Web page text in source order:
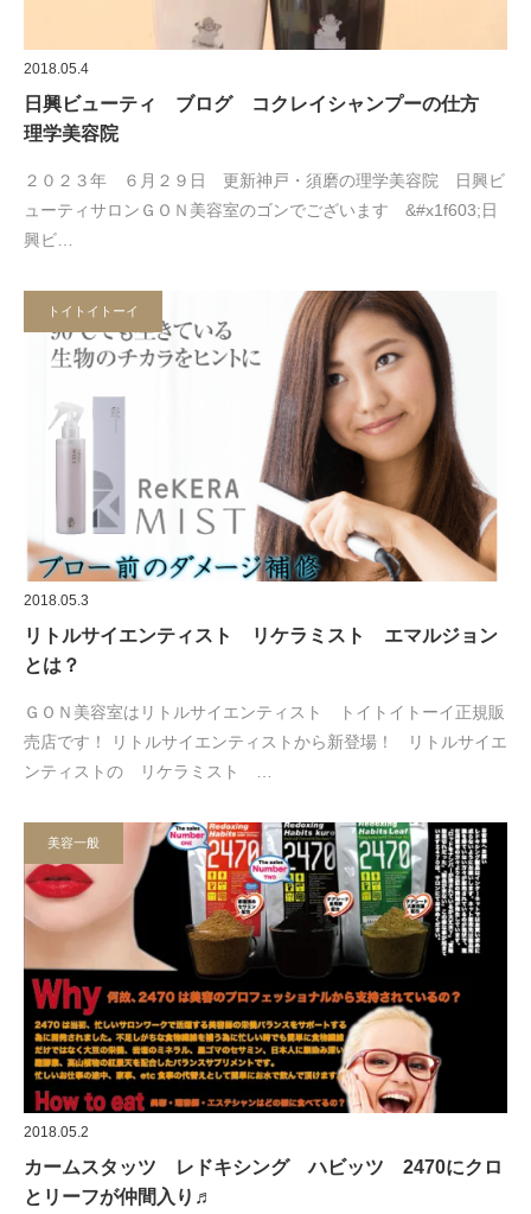
2018.05.4
日興ビューティ ブログ コクレイシャンプーの仕方
理学美容院
２０２３年 ６月２９日 更新神戸・須磨の理学美容院 日興ビ
ューティサロンＧＯＮ美容室のゴンでございます &#x1f603;日
興ビ…
トイトイトーイ
2018.05.3
リトルサイエンティスト リケラミスト エマルジョン
とは？
ＧＯＮ美容室はリトルサイエンティスト トイトイトーイ正規販
売店です！ リトルサイエンティストから新登場！ リトルサイエ
ンティストの リケラミスト …
美容一般
2018.05.2
カームスタッツ レドキシング ハビッツ 2470にクロ
とリーフが仲間入り♬